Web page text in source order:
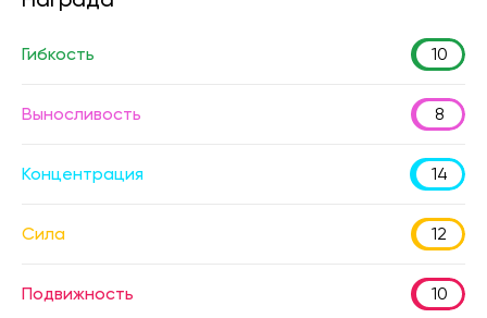
Гибкость 10
Выносливость 8
Концентрация 14
Сила 12
Подвижность 10